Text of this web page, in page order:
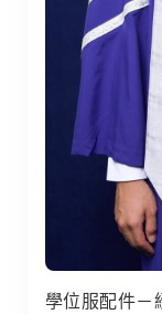
學位服配件－
學位服配件－